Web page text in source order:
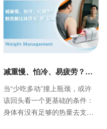
减重慢、怕冷、易疲劳？射灸舱让体质先“暖”起来
当“少吃多动”撞上瓶颈，或许
该回头看一个更基础的条件：
身体有没有足够的热量去支撑